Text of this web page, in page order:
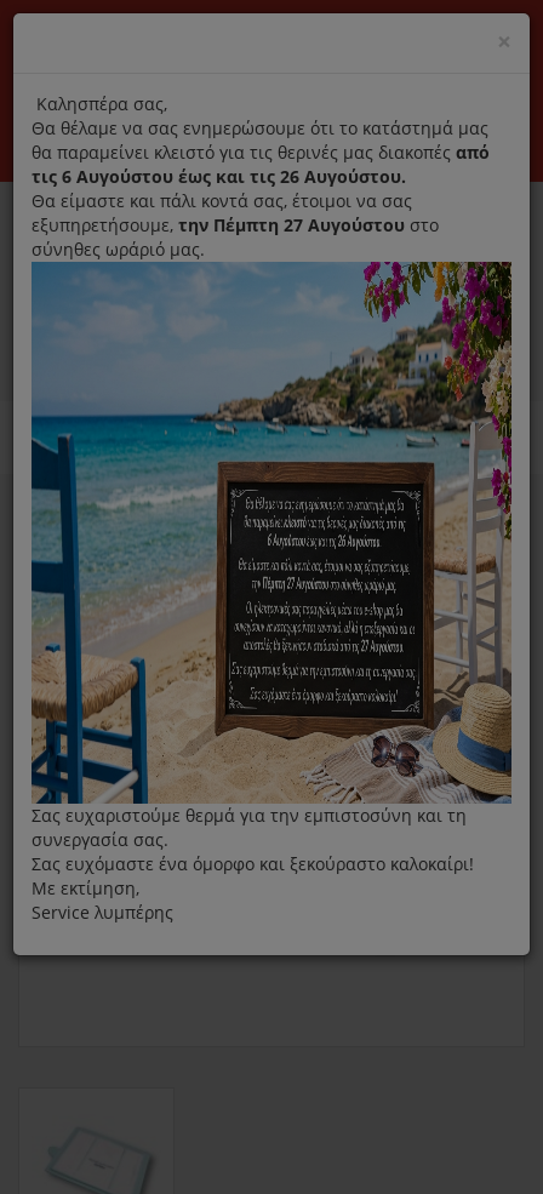
Αποκλειστικά γνήσια ανταλλακτικά
Σύνδεση Εγγραφή Εταιρεία Επικοινωνία
0
Ανταλλακτικά ηλεκτρικών συσκευών MENU
Home Σκούπα
Φίλτρα Σκούπας
Πλενόμενο Φίλτρο Εξαγωγής Philips FC8030
×
title
Καλησπέρα σας,
Θα θέλαμε να σας ενημερώσουμε ότι το κατάστημά μας
θα παραμείνει κλειστό για τις θερινές μας διακοπές από
τις 6 Αυγούστου έως και τις 26 Αυγούστου.
Θα είμαστε και πάλι κοντά σας, έτοιμοι να σας
εξυπηρετήσουμε, την Πέμπτη 27 Αυγούστου στο
σύνηθες ωράριό μας.
Σας ευχαριστούμε θερμά για την εμπιστοσύνη και τη
συνεργασία σας.
Σας ευχόμαστε ένα όμορφο και ξεκούραστο καλοκαίρι!
Με εκτίμηση,
Service λυμπέρης